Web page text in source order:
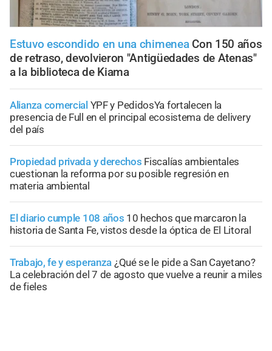
Estuvo escondido en una chimenea Con 150 años
de retraso, devolvieron "Antigüedades de Atenas"
a la biblioteca de Kiama
Alianza comercial YPF y PedidosYa fortalecen la
presencia de Full en el principal ecosistema de delivery
del país
Propiedad privada y derechos Fiscalías ambientales
cuestionan la reforma por su posible regresión en
materia ambiental
El diario cumple 108 años 10 hechos que marcaron la
historia de Santa Fe, vistos desde la óptica de El Litoral
Trabajo, fe y esperanza ¿Qué se le pide a San Cayetano?
La celebración del 7 de agosto que vuelve a reunir a miles
de fieles